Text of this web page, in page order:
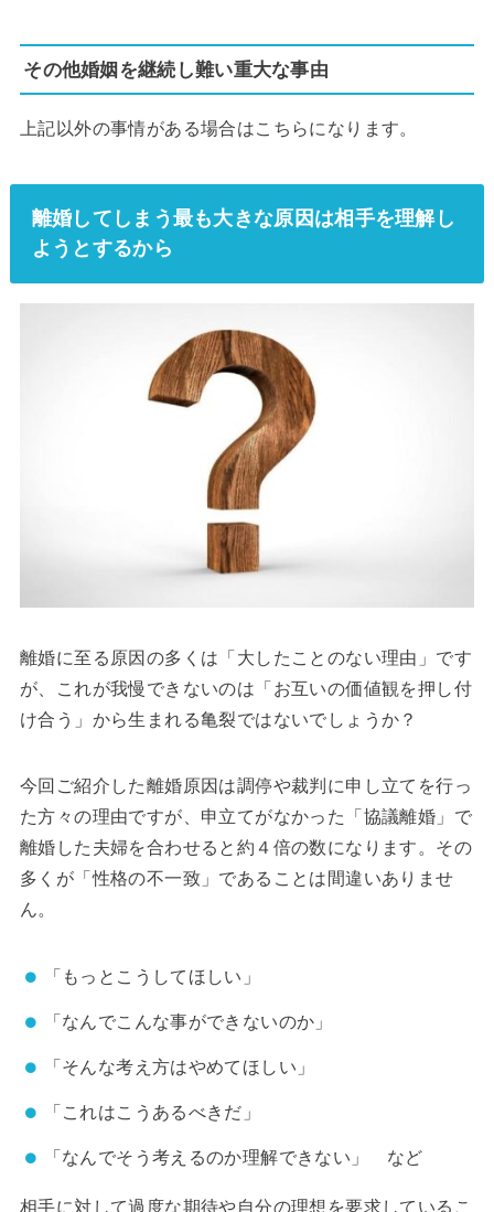
その他婚姻を継続し難い重大な事由
上記以外の事情がある場合はこちらになります。
離婚してしまう最も大きな原因は相手を理解し
ようとするから
離婚に至る原因の多くは「大したことのない理由」です
が、これが我慢できないのは「お互いの価値観を押し付
け合う」から生まれる亀裂ではないでしょうか？
今回ご紹介した離婚原因は調停や裁判に申し立てを行っ
た方々の理由ですが、申立てがなかった「協議離婚」で
離婚した夫婦を合わせると約４倍の数になります。その
多くが「性格の不一致」であることは間違いありませ
ん。
「もっとこうしてほしい」
「なんでこんな事ができないのか」
「そんな考え方はやめてほしい」
「これはこうあるべきだ」
「なんでそう考えるのか理解できない」 など
相手に対して過度な期待や自分の理想を要求しているこ